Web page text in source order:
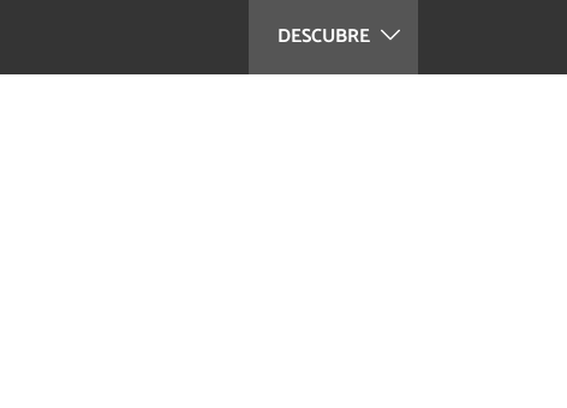
DESCUBRE